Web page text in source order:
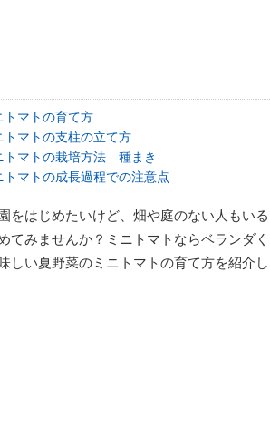
トマトの育て方
トマトの支柱の立て方
トマトの栽培方法 種まき
トマトの成長過程での注意点
をはじめたいけど、畑や庭のない人もい
てみませんか？ミニトマトならベランダ
しい夏野菜のミニトマトの育て方を紹介し